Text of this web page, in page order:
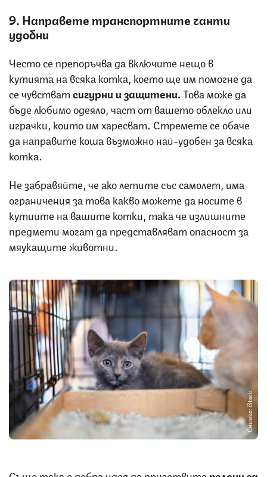
9. Направете транспортните чанти
удобни
Често се препоръчва да включите нещо в
кутията на всяка котка, което ще им помогне да
се чувстватсигурни и защитени.Това може да
бъде любимо одеяло, част от вашето облекло или
играчки, които им харесват. Стремете се обаче
да направите коша възможно най-удобен за всяка
котка.
Не забравяйте, че ако летите със самолет, има
ограничения за това какво можете да носите в
кутиите на вашите котки, така че излишните
предмети могат да представляват опасност за
мяукащите животни.
Снимка: iStock